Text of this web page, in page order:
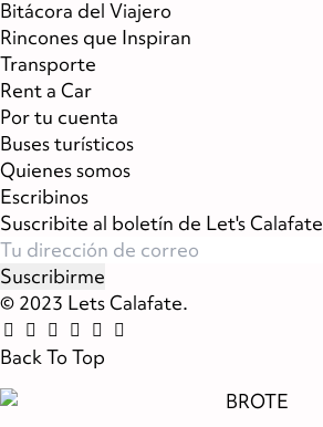
Bitácora del Viajero
Rincones que Inspiran
Transporte
Rent a Car
Por tu cuenta
Buses turísticos
Quienes somos
Escribinos
Suscribite al boletín de Let's Calafate
© 2023 Lets Calafate.
Back To Top